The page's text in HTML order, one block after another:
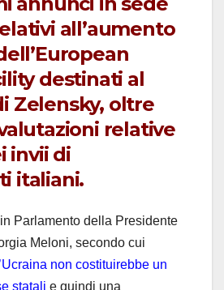
all’aumento
destinati al
Zelensky, oltre
relative
invii di
italiani.
Parlamento della Presidente
Meloni, secondo cui
non costituirebbe un
statali e quindi una